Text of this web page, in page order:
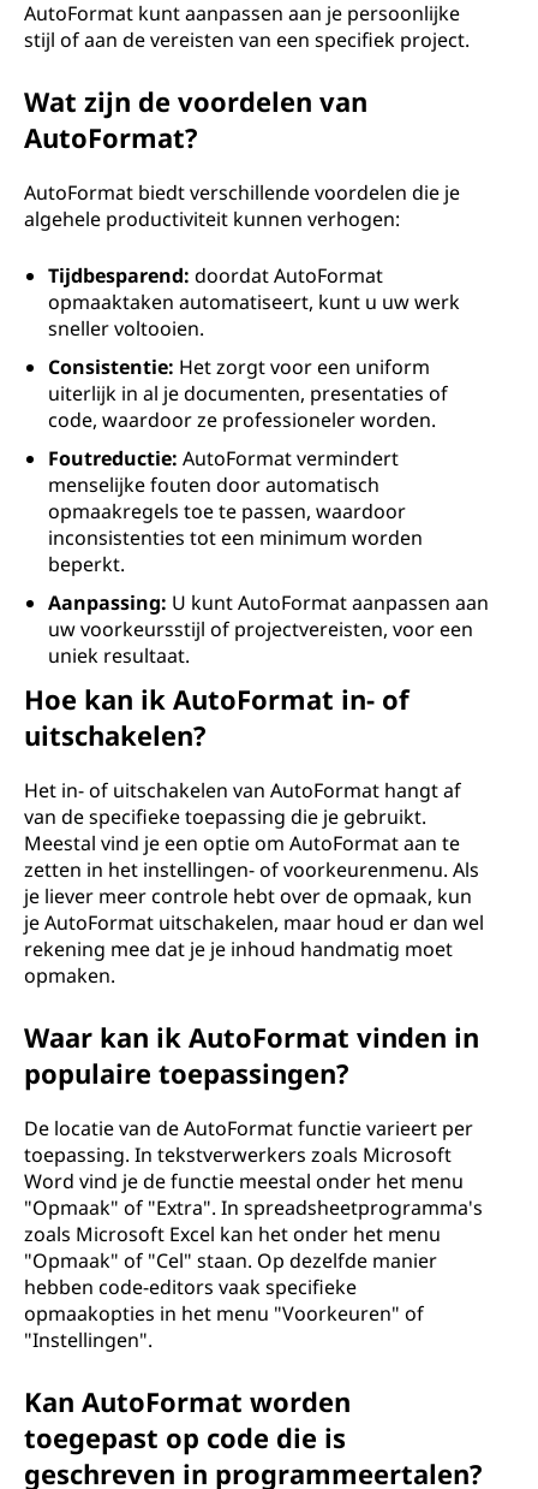
AutoFormat kunt aanpassen aan je persoonlijke
stijl of aan de vereisten van een specifiek project.
Wat zijn de voordelen van
AutoFormat?
AutoFormat biedt verschillende voordelen die je
algehele productiviteit kunnen verhogen:
Tijdbesparend: doordat AutoFormat
opmaaktaken automatiseert, kunt u uw werk
sneller voltooien.
Consistentie: Het zorgt voor een uniform
uiterlijk in al je documenten, presentaties of
code, waardoor ze professioneler worden.
Foutreductie: AutoFormat vermindert
menselijke fouten door automatisch
opmaakregels toe te passen, waardoor
inconsistenties tot een minimum worden
beperkt.
Aanpassing: U kunt AutoFormat aanpassen aan
uw voorkeursstijl of projectvereisten, voor een
uniek resultaat.
Hoe kan ik AutoFormat in- of
uitschakelen?
Het in- of uitschakelen van AutoFormat hangt af
van de specifieke toepassing die je gebruikt.
Meestal vind je een optie om AutoFormat aan te
zetten in het instellingen- of voorkeurenmenu. Als
je liever meer controle hebt over de opmaak, kun
je AutoFormat uitschakelen, maar houd er dan wel
rekening mee dat je je inhoud handmatig moet
opmaken.
Waar kan ik AutoFormat vinden in
populaire toepassingen?
De locatie van de AutoFormat functie varieert per
toepassing. In tekstverwerkers zoals Microsoft
Word vind je de functie meestal onder het menu
"Opmaak" of "Extra". In spreadsheetprogramma's
zoals Microsoft Excel kan het onder het menu
"Opmaak" of "Cel" staan. Op dezelfde manier
hebben code-editors vaak specifieke
opmaakopties in het menu "Voorkeuren" of
"Instellingen".
Kan AutoFormat worden
toegepast op code die is
geschreven in programmeertalen?